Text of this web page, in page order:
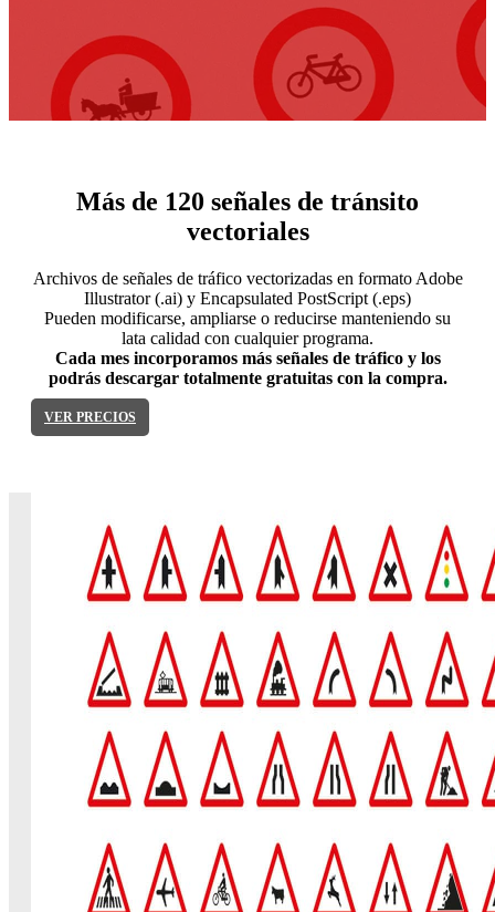
Más de 120 señales de tránsito
vectoriales
Archivos de señales de tráfico vectorizadas en formato Adobe
Illustrator (.ai) y Encapsulated PostScript (.eps)
Pueden modificarse, ampliarse o reducirse manteniendo su
lata calidad con cualquier programa.
Cada mes incorporamos más señales de tráfico y los
podrás descargar totalmente gratuitas con la compra.
VER PRECIOS